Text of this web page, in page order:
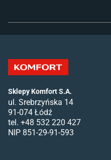
Sklepy Komfort S.A.
ul. Srebrzyńska 14
91-074 Łódź
tel. +48 532 220 427
NIP 851-29-91-593